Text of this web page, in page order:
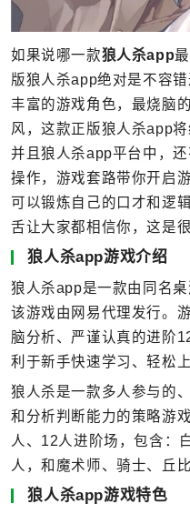
如果说哪一款狼人杀app
版狼人杀app绝对是不容
丰富的游戏角色，最烧脑
风，这款正版狼人杀app
并且狼人杀app平台中，
操作，游戏套路带你开启
可以锻炼自己的口才和逻
舌让大家都相信你，这是
狼人杀app游戏介绍
狼人杀app是一款由同名
该游戏由网易代理发行。
脑分析、严谨认真的进阶
利于新手快速学习、轻松
狼人杀是一款多人参与的
和分析判断能力的策略游
人、12人进阶场，包含：
人，和魔术师、骑士、丘
狼人杀app游戏特色